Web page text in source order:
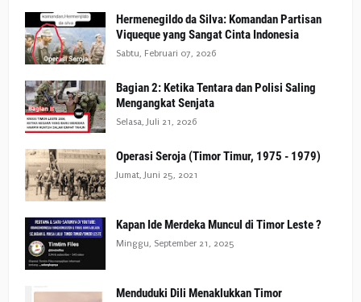
Hermenegildo da Silva: Komandan Partisan
Viqueque yang Sangat Cinta Indonesia
Sabtu, Februari 07, 2026
Bagian 2: Ketika Tentara dan Polisi Saling
Mengangkat Senjata
Selasa, Juli 21, 2026
Operasi Seroja (Timor Timur, 1975 - 1979)
Jumat, Juni 25, 2021
Kapan Ide Merdeka Muncul di Timor Leste ?
Minggu, September 21, 2025
Menduduki Dili Menaklukkan Timor